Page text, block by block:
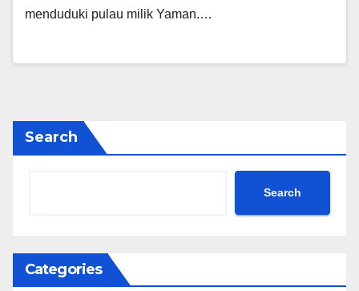
menduduki pulau milik Yaman.…
Search
Search
Categories